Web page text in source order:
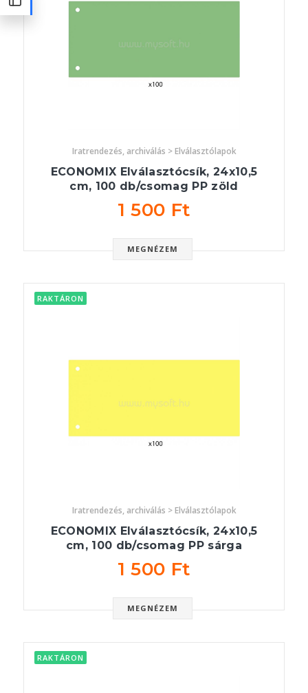
Iratrendezés, archiválás > Elválasztólapok
ECONOMIX Elválasztócsík, 24x10,5
cm, 100 db/csomag PP zöld
1 500 Ft
MEGNÉZEM
RAKTÁRON
Iratrendezés, archiválás > Elválasztólapok
ECONOMIX Elválasztócsík, 24x10,5
cm, 100 db/csomag PP sárga
1 500 Ft
MEGNÉZEM
RAKTÁRON